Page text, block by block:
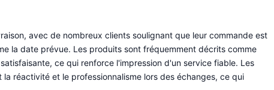
avec de nombreux clients soulignant que leur commande est
la date prévue. Les produits sont fréquemment décrits comme
ce qui renforce l'impression d'un service fiable. Les
réactivité et le professionnalisme lors des échanges, ce qui